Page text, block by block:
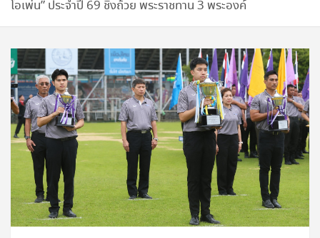
โอเพ่น” ประจำปี 69 ชิงถ้วย พระราชทาน 3 พระองค์